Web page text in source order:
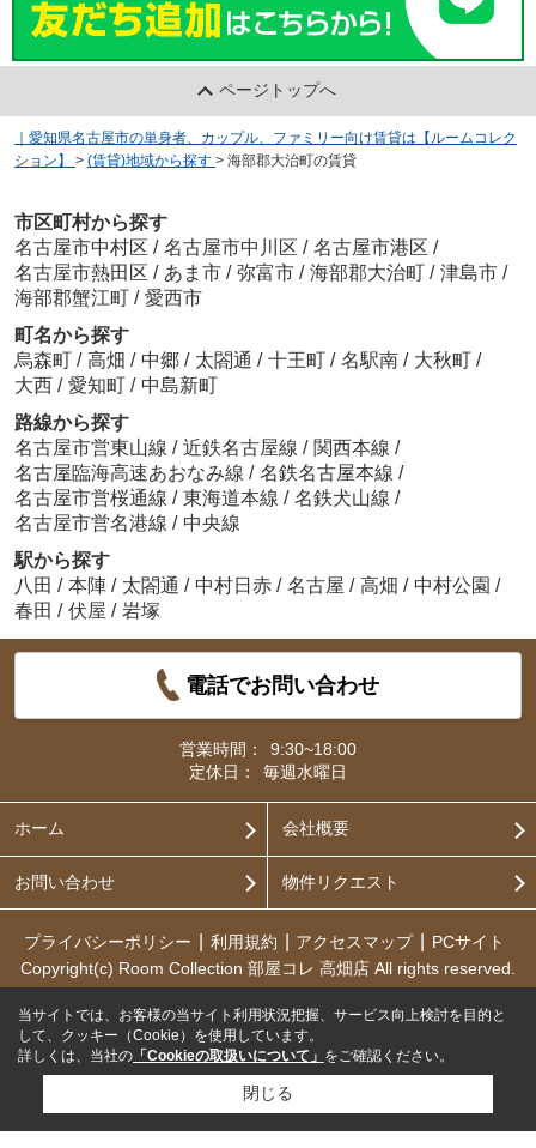
ページトップへ
｜愛知県名古屋市の単身者、カップル、ファミリー向け賃貸は【ルームコレク
ション】
> (賃貸)地域から探す > 海部郡大治町の賃貸
市区町村から探す
名古屋市中村区 / 名古屋市中川区 / 名古屋市港区 /
名古屋市熱田区 / あま市 / 弥富市 / 海部郡大治町 / 津島市 /
海部郡蟹江町 / 愛西市
町名から探す
烏森町 / 高畑 / 中郷 / 太閤通 / 十王町 / 名駅南 / 大秋町 /
大西 / 愛知町 / 中島新町
路線から探す
名古屋市営東山線 / 近鉄名古屋線 / 関西本線 /
名古屋臨海高速あおなみ線 / 名鉄名古屋本線 /
名古屋市営桜通線 / 東海道本線 / 名鉄犬山線 /
名古屋市営名港線 / 中央線
駅から探す
八田 / 本陣 / 太閤通 / 中村日赤 / 名古屋 / 高畑 / 中村公園 /
春田 / 伏屋 / 岩塚
電話でお問い合わせ
営業時間：
9:30~18:00
定休日：
毎週水曜日
ホーム 会社概要
お問い合わせ 物件リクエスト
プライバシーポリシー 利用規約 アクセスマップ
PCサイト
Copyright(c) Room Collection 部屋コレ 高畑店 All rights reserved.
当サイトでは、お客様の当サイト利用状況把握、サービス向上検討を目的と
して、クッキー（Cookie）を使用しています。
詳しくは、当社の 「Cookieの取扱いについて」 をご確認ください。
閉じる